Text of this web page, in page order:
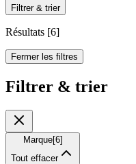
Filtrer & trier
Résultats [6]
Fermer les filtres
Filtrer & trier
Marque[6]
Tout effacer